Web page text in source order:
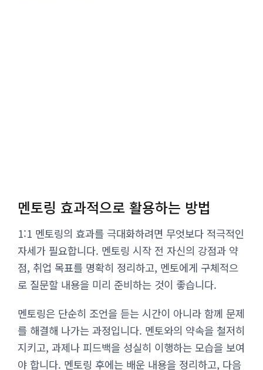
멘토링 효과적으로 활용하는 방법
1:1 멘토링의 효과를 극대화하려면 무엇보다 적극적인
자세가 필요합니다. 멘토링 시작 전 자신의 강점과 약
점, 취업 목표를 명확히 정리하고, 멘토에게 구체적으
로 질문할 내용을 미리 준비하는 것이 좋습니다.
멘토링은 단순히 조언을 듣는 시간이 아니라 함께 문제
를 해결해 나가는 과정입니다. 멘토와의 약속을 철저히
지키고, 과제나 피드백을 성실히 이행하는 모습을 보여
야 합니다. 멘토링 후에는 배운 내용을 정리하고, 다음